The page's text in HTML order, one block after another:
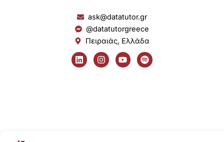
ask@datatutor.gr
@datatutorgreece
Πειραιάς, Ελλάδα
L
i
n
I
n
s
Y
o
u
S
p
o